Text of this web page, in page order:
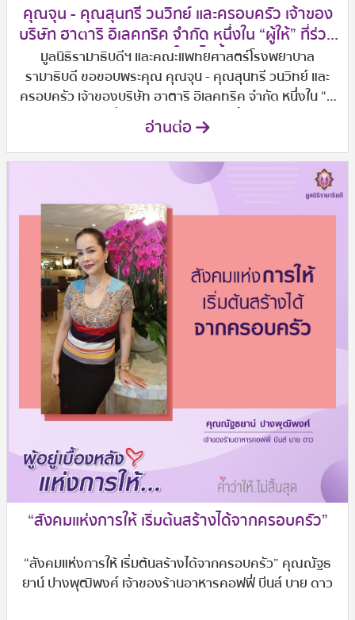
คุณจุน - คุณสุนทรี วนวิทย์ และครอบครัว เจ้าของ
บริษัท ฮาตาริ อิเลคทริค จำกัด หนึ่งใน “ผู้ให้” ที่ร่วม
สานต่อการให้...ไม่สิ้นสุด
มูลนิธิรามาธิบดีฯ และคณะแพทยศาสตร์โรงพยาบาล
รามาธิบดี ขอขอบพระคุณ คุณจุน - คุณสุนทรี วนวิทย์ และ
ครอบครัว เจ้าของบริษัท ฮาตาริ อิเลคทริค จำกัด หนึ่งใน “ผู้
ให้” ที่ร่วมสานต่อการให้...ไม่สิ้นสุด
อ่านต่อ
“สังคมแห่งการให้ เริ่มต้นสร้างได้จากครอบครัว”
“สังคมแห่งการให้ เริ่มต้นสร้างได้จากครอบครัว” คุณณัฐธ
ยาน์ ปางพุฒิพงศ์ เจ้าของร้านอาหารคอฟฟี่ บีนส์ บาย ดาว